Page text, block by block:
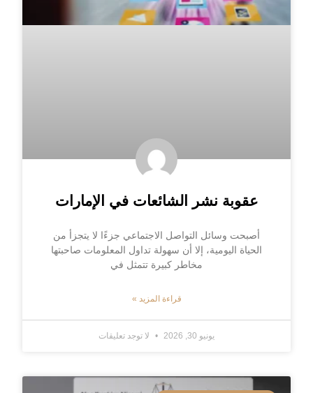
عقوبة نشر الشائعات في الإمارات
أصبحت وسائل التواصل الاجتماعي جزءًا لا يتجزأ من
الحياة اليومية، إلا أن سهولة تداول المعلومات صاحبتها
مخاطر كبيرة تتمثل في
قراءة المزيد »
يونيو 30, 2026 لا توجد تعليقات